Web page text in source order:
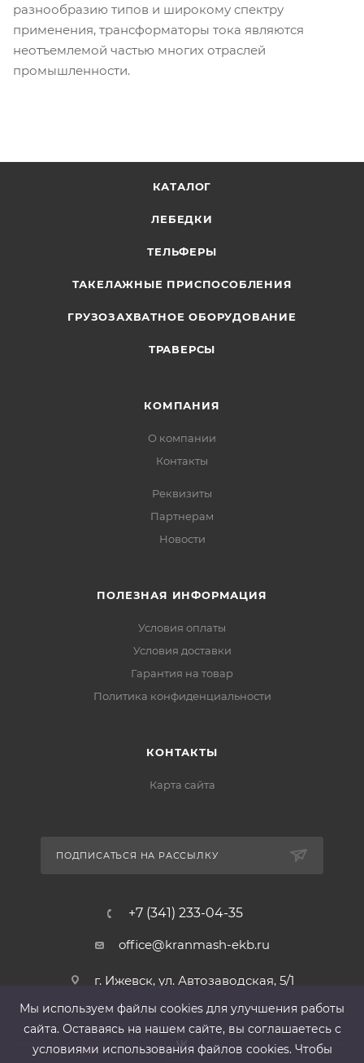
разнообразию типов и широкому спектру
применения, трансформаторы тока являются
неотъемлемой частью многих отраслей
промышленности.
КАТАЛОГ
ЛЕБЕДКИ
ТЕЛЬФЕРЫ
ТАКЕЛАЖНЫЕ ПРИСПОСОБЛЕНИЯ
ГРУЗОЗАХВАТНОЕ ОБОРУДОВАНИЕ
ТРАВЕРСЫ
КОМПАНИЯ
О компании
Контакты
Реквизиты
Партнерам
Новости
ПОЛЕЗНАЯ ИНФОРМАЦИЯ
Условия оплаты
Условия доставки
Гарантия на товар
Политика конфиденциальности
КОНТАКТЫ
Карта сайта
ПОДПИСАТЬСЯ НА РАССЫЛКУ
+7 (341) 233-04-35
office@kranmash-ekb.ru
г. Ижевск, ул. Автозаводская, 5/1
Мы используем файлы cооkies для улучшения работы
сайта. Оставаясь на нашем сайте, вы соглашаетесь с
условиями использования файлов cооkies. Чтобы